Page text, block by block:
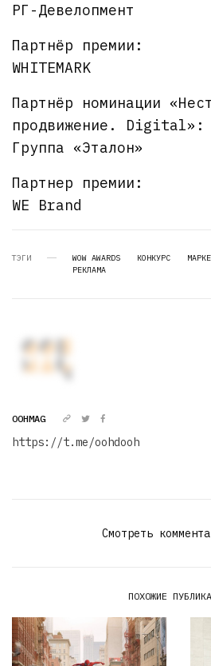
РГ-Девелопмент
Партнёр премии:
WHITEMARK
Партнёр номинации
продвижение. Digital»:
Группа «Эталон»
Партнер премии:
WE Brand
ТЭГИ WOW AWARDS КОНКУРС
РЕКЛАМА
OOHMAG
https://t.me/oohdooh
Смотреть
ПОХОЖИЕ